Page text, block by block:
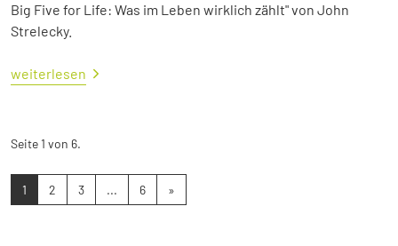
Big Five for Life: Was im Leben wirklich zählt" von John
Strelecky.
weiterlesen
Seite 1 von 6.
1 2 3 ... 6 »